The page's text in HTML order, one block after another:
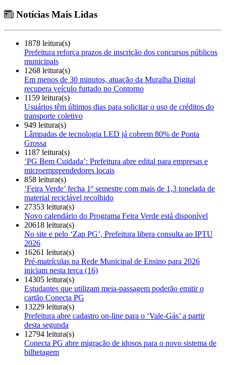
Notícias Mais Lidas
1878 leitura(s)
Prefeitura reforça prazos de inscrição dos concursos públicos
municipais
1268 leitura(s)
Em menos de 30 minutos, atuação da Muralha Digital
recupera veículo furtado no Contorno
1159 leitura(s)
Usuários têm últimos dias para solicitar o uso de créditos do
transporte coletivo
949 leitura(s)
Lâmpadas de tecnologia LED já cobrem 80% de Ponta
Grossa
1187 leitura(s)
‘PG Bem Cuidada’: Prefeitura abre edital para empresas e
microempreendedores locais
858 leitura(s)
‘Feira Verde’ fecha 1º semestre com mais de 1,3 tonelada de
material reciclável recolhido
27353 leitura(s)
Novo calendário do Programa Feira Verde está disponível
20618 leitura(s)
No site e pelo ‘Zap PG’, Prefeitura libera consulta ao IPTU
2026
16261 leitura(s)
Pré-matrículas na Rede Municipal de Ensino para 2026
iniciam nesta terça (16)
14305 leitura(s)
Estudantes que utilizam meia-passagem poderão emitir o
cartão Conecta PG
13229 leitura(s)
Prefeitura abre cadastro on-line para o ‘Vale-Gás’ a partir
desta segunda
12794 leitura(s)
Conecta PG abre migração de idosos para o novo sistema de
bilhetagem